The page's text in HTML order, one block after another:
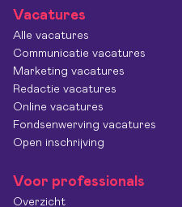
Vacatures
Alle vacatures
Communicatie vacatures
Marketing vacatures
Redactie vacatures
Online vacatures
Fondsenwerving vacatures
Open inschrijving
Voor professionals
Overzicht